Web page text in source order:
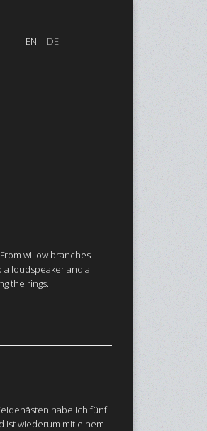
willow branches I
loudspeaker and a
the rings.
habe ich fünf
ist wiederum mit einem